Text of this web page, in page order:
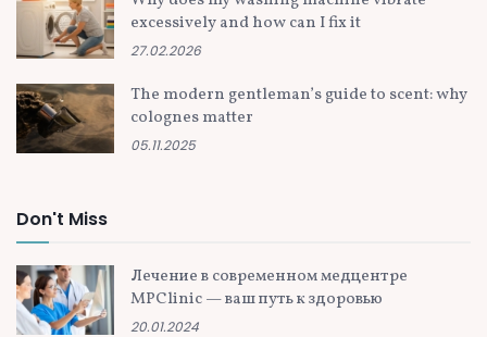
excessively and how can I fix it
27.02.2026
The modern gentleman’s guide to scent: why
colognes matter
05.11.2025
Don't Miss
Лечение в современном медцентре
MPClinic — ваш путь к здоровью
20.01.2024